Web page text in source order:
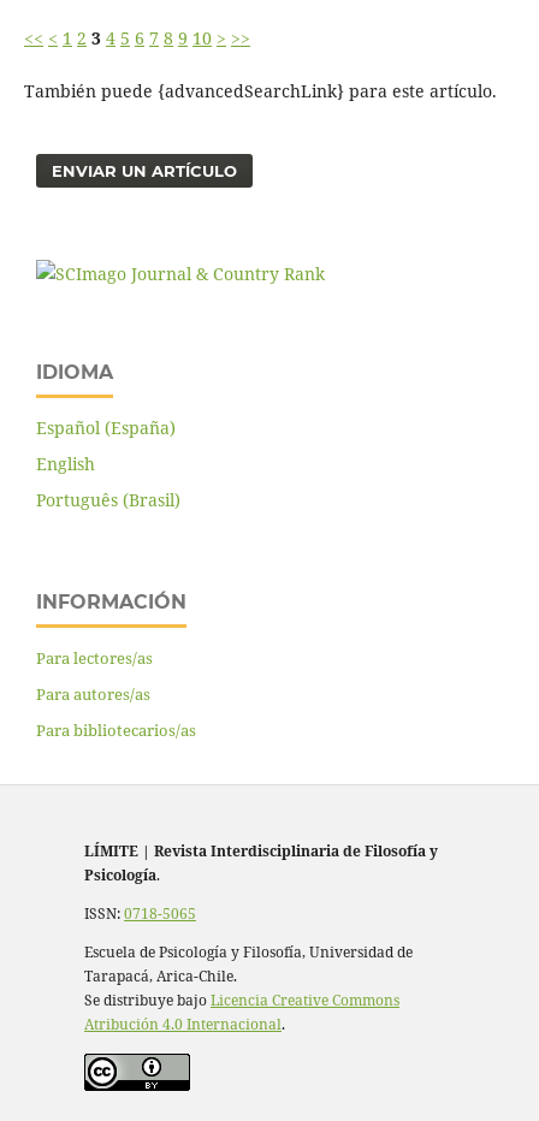
<< < 1 2 3 4 5 6 7 8 9 10 > >>
También puede {advancedSearchLink} para este artículo.
ENVIAR UN ARTÍCULO
IDIOMA
Español (España)
English
Português (Brasil)
INFORMACIÓN
Para lectores/as
Para autores/as
Para bibliotecarios/as
LÍMITE | Revista Interdisciplinaria de Filosofía y
Psicología.
ISSN:0718-5065
Escuela de Psicología y Filosofía, Universidad de
Tarapacá, Arica-Chile.
Se distribuye bajoLicencia Creative Commons
Atribución 4.0 Internacional.